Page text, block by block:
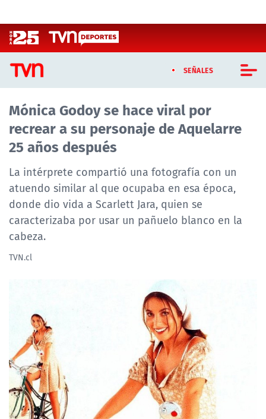
SEÑALES
CASTING MASTERCHEF CHILE
CASTING TVN VERTICAL
TVN VERTICAL
TVN PLAY
PROGRAMAS
TELESERIES
ACTUALIDAD Y TENDENCIAS
CORPORATIVO Y TRANSPARENCIA
CANAL DE DENUNCIAS
ÁREA DE PROYECTOS
Mónica Godoy se hace viral por
recrear a su personaje de Aquelarre
25 años después
La intérprete compartió una fotografía con un
atuendo similar al que ocupaba en esa época,
donde dio vida a Scarlett Jara, quien se
caracterizaba por usar un pañuelo blanco en la
cabeza.
TVN.cl